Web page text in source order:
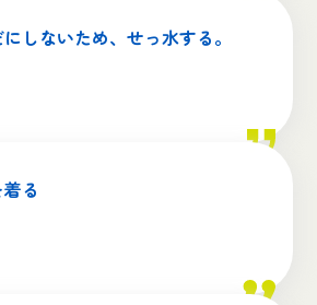
しないため、せっ水する。
る